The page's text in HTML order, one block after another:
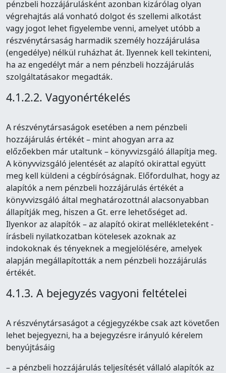
pénzbeli hozzájárulásként azonban kizárólag olyan
végrehajtás alá vonható dolgot és szellemi alkotást
vagy jogot lehet figyelembe venni, amelyet utóbb a
részvénytársaság harmadik személy hozzájárulása
(engedélye) nélkül ruházhat át. Ilyennek kell tekinteni,
ha az engedélyt már a nem pénzbeli hozzájárulás
szolgáltatásakor megadták.
4.1.2.2. Vagyonértékelés
A részvénytársaságok esetében a nem pénzbeli
hozzájárulás értékét – mint ahogyan arra az
előzőekben már utaltunk – könyvvizsgáló állapítja meg.
A könyvvizsgáló jelentését az alapító okirattal együtt
meg kell küldeni a cégbíróságnak. Előfordulhat, hogy az
alapítók a nem pénzbeli hozzájárulás értékét a
könyvvizsgáló által meghatározottnál alacsonyabban
állapítják meg, hiszen a Gt. erre lehetőséget ad.
Ilyenkor az alapítók – az alapító okirat mellékleteként -
írásbeli nyilatkozatban kötelesek azoknak az
indokoknak és tényeknek a megjelölésére, amelyek
alapján megállapították a nem pénzbeli hozzájárulás
értékét.
4.1.3. A bejegyzés vagyoni feltételei
A részvénytársaságot a cégjegyzékbe csak azt követően
lehet bejegyezni, ha a bejegyzésre irányuló kérelem
benyújtásáig
– a pénzbeli hozzájárulás teljesítését vállaló alapítók az